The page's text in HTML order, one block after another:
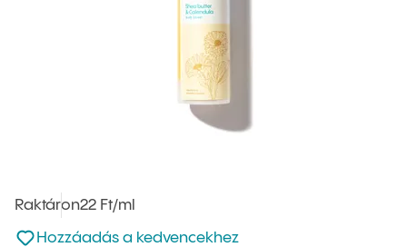
RaktáronEgységár
22 Ft/ml
Nincsen hozzáadva a kedvencekhez
Hozzáadás a kedvencekhez